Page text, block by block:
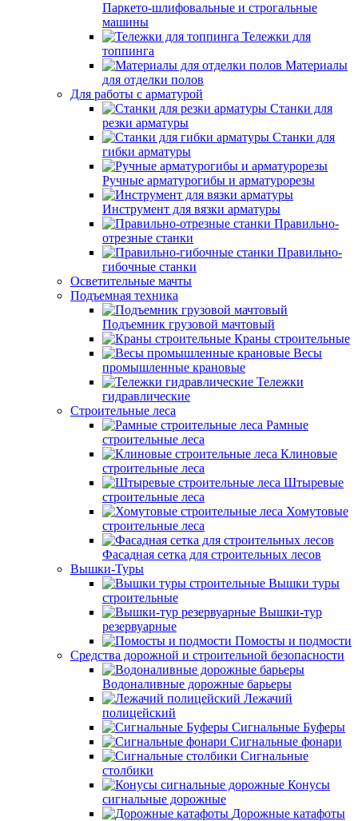
Паркето-шлифовальные и строгальные
машины
Тележки для
топпинга
Материалы
для отделки полов
Для работы с арматурой
Станки для
резки арматуры
Станки для
гибки арматуры
Ручные арматурогибы и арматурорезы
Инструмент для вязки арматуры
Правильно-
отрезные станки
Правильно-
гибочные станки
Осветительные мачты
Подъемная техника
Подъемник грузовой мачтовый
Краны строительные
Весы
промышленные крановые
Тележки
гидравлические
Строительные леса
Рамные
строительные леса
Клиновые
строительные леса
Штыревые
строительные леса
Хомутовые
строительные леса
Фасадная сетка для строительных лесов
Вышки-Туры
Вышки туры
строительные
Вышки-тур
резервуарные
Помосты и подмости
Средства дорожной и строительной безопасности
Водоналивные дорожные барьеры
Лежачий
полицейский
Сигнальные Буферы
Сигнальные фонари
Сигнальные
столбики
Конусы
сигнальные дорожные
Дорожные катафоты